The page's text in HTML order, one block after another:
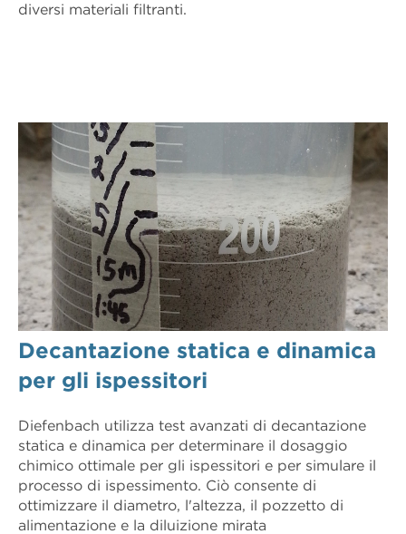
diversi materiali filtranti.
Decantazione statica e dinamica
per gli ispessitori
Diefenbach utilizza test avanzati di decantazione
statica e dinamica per determinare il dosaggio
chimico ottimale per gli ispessitori e per simulare il
processo di ispessimento. Ciò consente di
ottimizzare il diametro, l'altezza, il pozzetto di
alimentazione e la diluizione mirata